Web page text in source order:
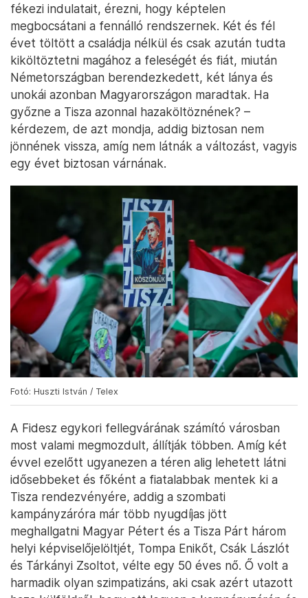
fékezi indulatait, érezni, hogy képtelen
megbocsátani a fennálló rendszernek. Két és fél
évet töltött a családja nélkül és csak azután tudta
kiköltöztetni magához a feleségét és fiát, miután
Németországban berendezkedett, két lánya és
unokái azonban Magyarországon maradtak. Ha
győzne a Tisza azonnal hazaköltöznének? –
kérdezem, de azt mondja, addig biztosan nem
jönnének vissza, amíg nem látnák a változást, vagyis
egy évet biztosan várnának.
Fotó: Huszti István / Telex
A Fidesz egykori fellegvárának számító városban
most valami megmozdult, állítják többen. Amíg két
évvel ezelőtt ugyanezen a téren alig lehetett látni
idősebbeket és főként a fiatalabbak mentek ki a
Tisza rendezvényére, addig a szombati
kampányzáróra már több nyugdíjas jött
meghallgatni Magyar Pétert és a Tisza Párt három
helyi képviselőjelöltjét, Tompa Enikőt, Csák Lászlót
és Tárkányi Zsoltot, vélte egy 50 éves nő. Ő volt a
harmadik olyan szimpatizáns, aki csak azért utazott